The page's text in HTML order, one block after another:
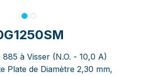
à Visser (N.O. - 10,0 A)
Plate de Diamètre 2,30 mm,